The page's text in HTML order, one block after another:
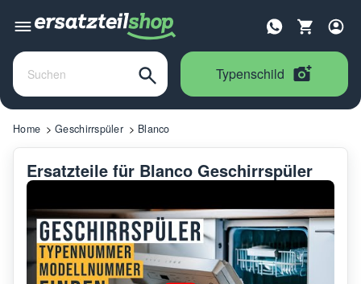
Typenschild
Home Geschirrspüler Blanco
Ersatzteile für Blanco Geschirrspüler